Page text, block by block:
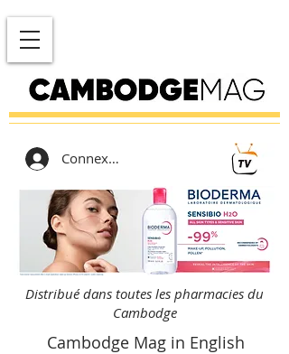
Connexion
Distribué dans toutes les pharmacies du
Cambodge
Cambodge Mag in English